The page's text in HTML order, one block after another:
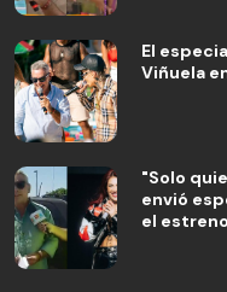
El
Viñuela
"Solo
envió
el